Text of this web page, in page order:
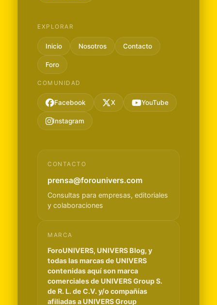
EXPLORAR
Inicio Nosotros Contacto
Foro
COMUNIDAD
Facebook X YouTube
Instagram
CONTACTO
prensa@forounivers.com
Consultas para empresas, editoriales
y colaboraciones
MARCA
ForoUNIVERS, UNIVERS Blog, y
todas las marcas de UNIVERS
contenidas aquí son marca
comerciales de UNIVERS Group S.
de R. L. de C.V. y/o compañías
afiliadas a UNIVERS Group